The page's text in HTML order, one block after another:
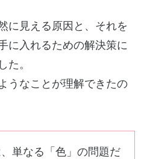
に見える原因と、それを
に入れるための解決策に
た。
うなことが理解できたの
単なる「色」の問題だ